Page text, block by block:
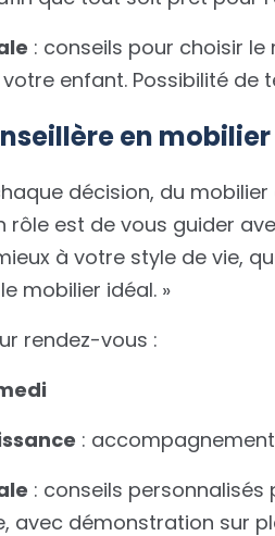
: conseils pour choisir
votre enfant. Possibilité
en
décision, du
rôle est de vous guider
à votre style de vie,
mobilier idéal. »
rendez-vous :
:
: conseils
avec démonstration sur